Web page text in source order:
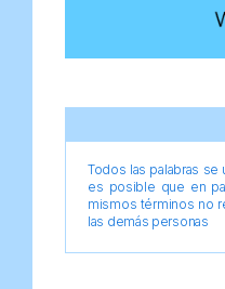
Todos las palabras
es posible que en
mismos términos no
las demás personas